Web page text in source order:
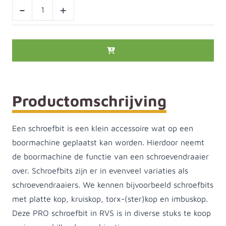
- +
Productomschrijving
Een schroefbit is een klein accessoire wat op een
boormachine geplaatst kan worden. Hierdoor neemt
de boormachine de functie van een schroevendraaier
over. Schroefbits zijn er in evenveel variaties als
schroevendraaiers. We kennen bijvoorbeeld schroefbits
met platte kop, kruiskop, torx-(ster)kop en imbuskop.
Deze PRO schroefbit in RVS is in diverse stuks te koop